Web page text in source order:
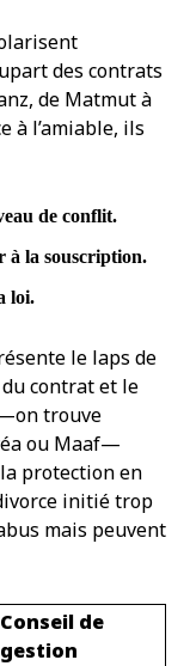
des contrats
de Matmut à
à l’amiable, ils
de conflit.
à la souscription.
loi.
le laps de
contrat et le
trouve
ou Maaf—
protection en
initié trop
mais peuvent
Conseil de
gestion